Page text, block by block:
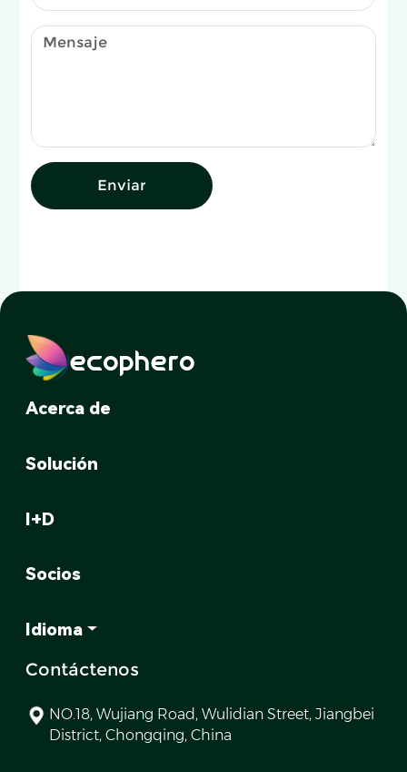
Enviar
ecophero
Acerca de
Solución
I+D
Socios
Idioma
Contáctenos
NO.18, Wujiang Road, Wulidian Street, Jiangbei
District, Chongqing, China